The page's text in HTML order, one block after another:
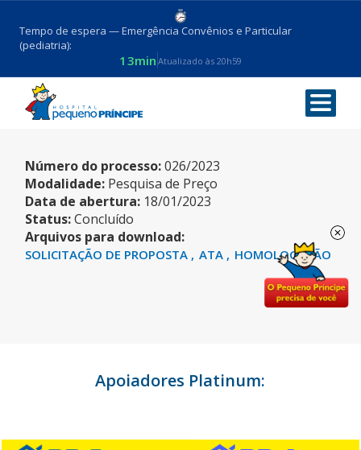
Tempo de espera — Emergência Convênios e Particular
(pediatria):
13min Atualizado às 20h59
ARVORES E PLANTAS
Número do processo:026/2023
Modalidade: Pesquisa de Preço
Data de abertura: 18/01/2023
Status:Concluído
Arquivos para download:
SOLICITAÇÃO DE PROPOSTA ATA HOMOLOGAÇÃO
Apoiadores Platinum: